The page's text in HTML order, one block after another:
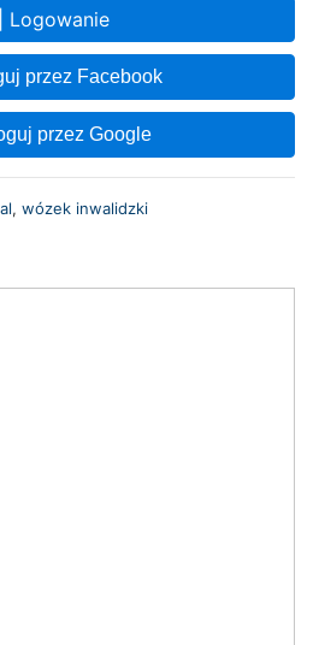
przez Facebook
przez Google
, wózek inwalidzki